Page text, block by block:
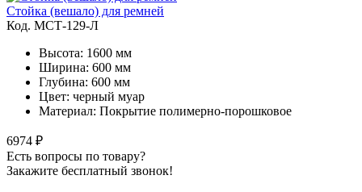
Стойка (вешало) для ремней
Код. MСТ-129-Л
Высота: 1600 мм
Ширина: 600 мм
Глубина: 600 мм
Цвет: черный муар
Материал: Покрытие полимерно-порошковое
6974 ₽
Есть вопросы по товару?
Закажите бесплатный звонок!